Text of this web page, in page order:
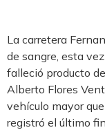
La carretera
de sangre, esta
falleció producto
Alberto Flores
vehículo mayor
registró el último